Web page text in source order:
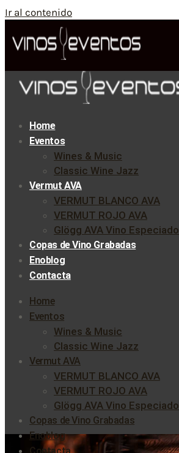
Ir al contenido
Home
Eventos
Wines & Music
Classic Wine Jazz
Vermut AVA
VERMUT BLANCO AVA
VERMUT ROJO AVA
Glögg AVA Vino Especiado
Copas de Vino Grabadas
Enoblog
Contacta
Home
Eventos
Wines & Music
Classic Wine Jazz
Vermut AVA
VERMUT BLANCO AVA
VERMUT ROJO AVA
Glögg AVA Vino Especiado
Copas de Vino Grabadas
Enoblog